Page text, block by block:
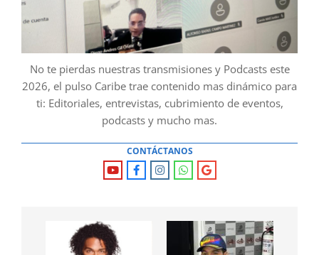
No te pierdas nuestras transmisiones y Podcasts este
2026, el pulso Caribe trae contenido mas dinámico para
ti: Editoriales, entrevistas, cubrimiento de eventos,
podcasts y mucho mas.
CONTÁCTANOS